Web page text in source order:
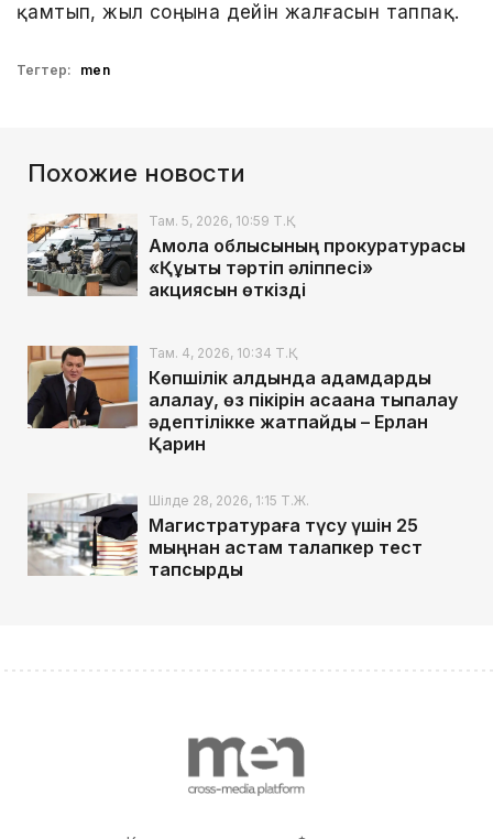
қамтып, жыл соңына дейін жалғасын таппақ.
Тегтер: men
Похожие новости
Там. 5, 2026, 10:59 Т.Қ.
Ақмола облысының прокуратурасы
«Құқықтық тәртіп әліппесі»
акциясын өткізді
Там. 4, 2026, 10:34 Т.Қ.
Көпшілік алдында адамдарды
алалау, өз пікірін қасақана тықпалау
әдептілікке жатпайды – Ерлан
Қарин
Шілде 28, 2026, 1:15 Т.Ж.
Магистратураға түсу үшін 25
мыңнан астам талапкер тест
тапсырды